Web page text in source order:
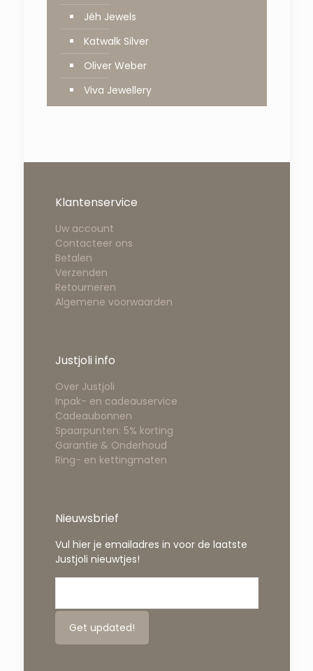
Jéh Jewels
Katwalk Silver
Oliver Weber
Viva Jewellery
Klantenservice
Uw account
Contacteer ons
Betalen
Verzenden
Retourneren
Algemene voorwaarden
Justjoli info
Over Justjoli
Inpak- en cadeauservice
Cadeaubonnen
Spaarpunten: 5% korting
Garantie & Onderhoud
Ring- en kettingmaten
Nieuwsbrief
Vul hier je emailadres in voor de laatste
Justjoli nieuwtjes!